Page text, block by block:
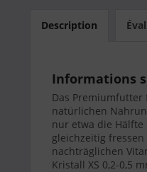
Description
Informations
Das Premiumfutter
natürlichen
nur etwa die Hälfte
gleichzeitig
nachträglichen
Kristall XS 0,2-0,5